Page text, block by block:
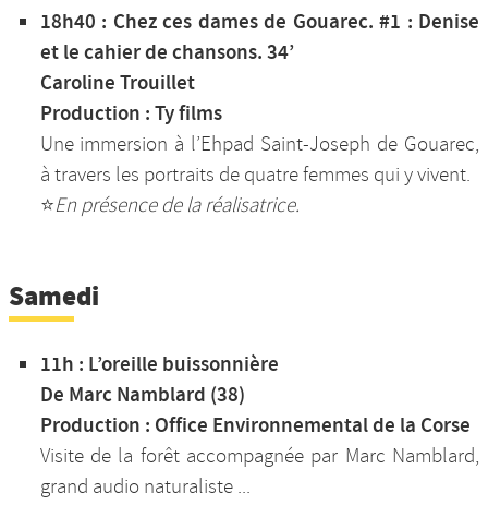
18h40 : Chez ces dames de Gouarec. #1 : Denise
et le cahier de chansons. 34’
Caroline Trouillet
Production : Ty films
Une immersion à l’Ehpad Saint-Joseph de Gouarec,
à travers les portraits de quatre femmes qui y vivent.
⭐️En présence de la réalisatrice.
Samedi
11h : L’oreille buissonnière
De Marc Namblard (38)
Production : Office Environnemental de la Corse
Visite de la forêt accompagnée par Marc Namblard,
grand audio naturaliste ...